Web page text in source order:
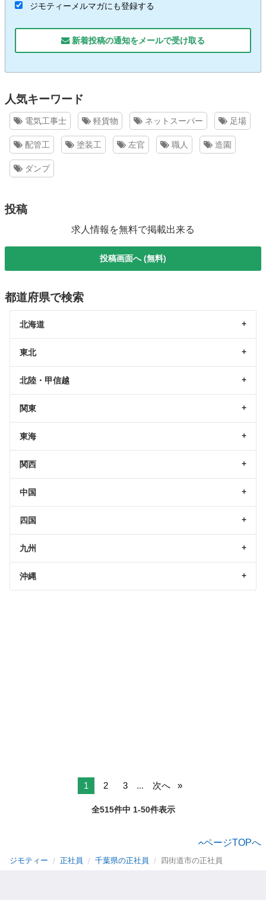
ジモティーメルマガにも登録する
新着投稿の通知をメールで受け取る
人気キーワード
電気工事士 軽貨物 ネットスーパー 足場
配管工 塗装工 左官 職人 造園
ダンプ
投稿
求人情報を無料で掲載出来る
投稿画面へ (無料)
都道府県で検索
北海道
東北
北陸・甲信越
関東
東海
関西
中国
四国
九州
沖縄
1 2 3 ... 次へ
全515件中 1-50件表示
ページTOPへ
ジモティー 正社員 千葉県の正社員 四街道市の正社員